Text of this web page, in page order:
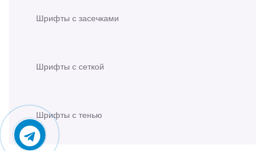
Шрифты с засечками
Шрифты с сеткой
Шрифты с тенью